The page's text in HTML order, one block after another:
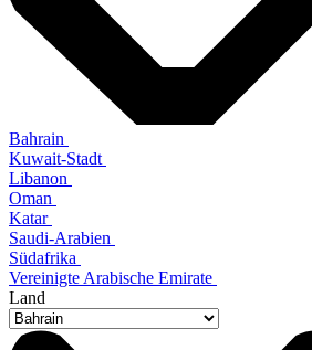
Bahrain
Kuwait-Stadt
Libanon
Oman
Katar
Saudi-Arabien
Südafrika
Vereinigte Arabische Emirate
Land